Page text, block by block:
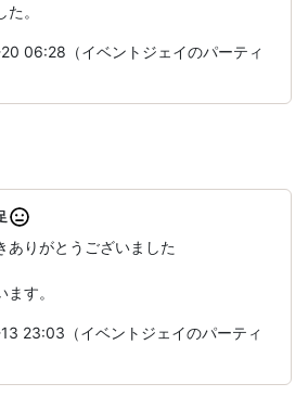
。
06:28（イベントジェイのパーティ
ありがとうございました
す。
23:03（イベントジェイのパーティ